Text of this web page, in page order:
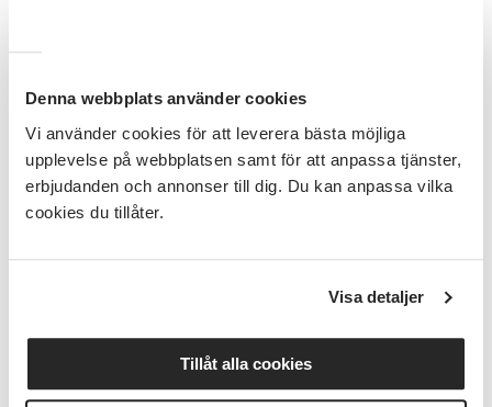
Denna webbplats använder cookies
Vi använder cookies för att leverera bästa möjliga
upplevelse på webbplatsen samt för att anpassa tjänster,
erbjudanden och annonser till dig. Du kan anpassa vilka
cookies du tillåter.
Visa detaljer
Tillåt alla cookies
Det finns material på plats för att pröva på tekniken,
du har ett pågående projekt.
Cirkelledare
Workshopen leds av Maria Schmidt Larsson,
redesigner som skapar nytt av redan använda
och nöje”.
Se mer om Sashiko och textil redesign på henne sajt:
Kontakt till ledaren: maria@seconddesign.se